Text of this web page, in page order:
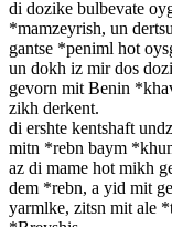
di dozike bulbevate
*mamzeyrish, un
gantse *peniml hot
un dokh iz mir dos
gevorn mit Benin
zikh derkent.
di ershte kentshaft
mitn *rebn baym
az di mame hot mikh
dem *rebn, a yid mit
yarmlke, zitsn mit ale